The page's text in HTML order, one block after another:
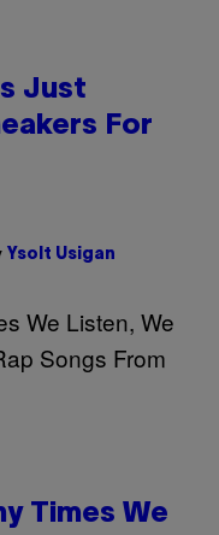
Just
For
Ysolt Usigan
Times We